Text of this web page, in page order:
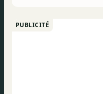
PUBLICITÉ